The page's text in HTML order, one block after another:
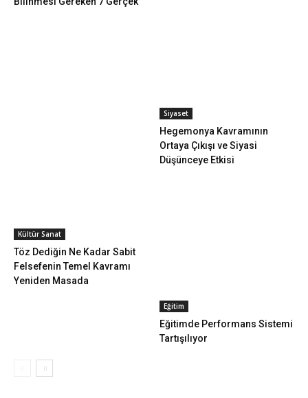
Siyaset
Hegemonya Kavramının
Ortaya Çıkışı ve Siyasi
Düşünceye Etkisi
Kültür Sanat
Töz Dediğin Ne Kadar Sabit
Felsefenin Temel Kavramı
Yeniden Masada
Eğitim
Eğitimde Performans Sistemi
Tartışılıyor